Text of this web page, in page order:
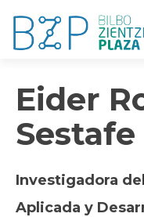
Eider
Sestafe
Investigadora
Aplicada y